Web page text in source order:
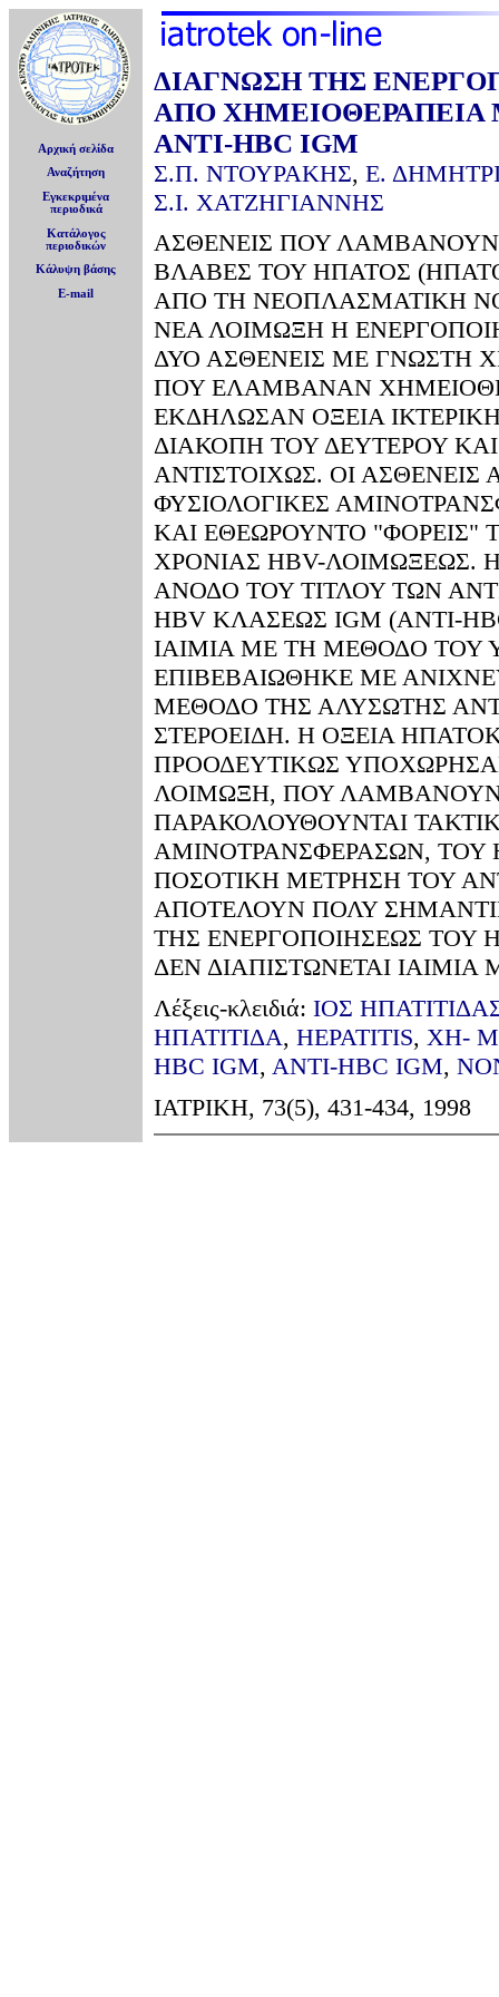
Αρχική σελίδα
Αναζήτηση
Εγκεκριμένα
περιοδικά
Κατάλογος
περιοδικών
Κάλυψη βάσης
E-mail
ΔΙΑΓΝΩΣΗ ΤΗΣ
ΑΠΟ ΧΗΜΕΙΟΘΕΡΑΠΕΙΑ
ΑΝΤΙ-HBC IGM
Σ.Π. ΝΤΟΥΡΑΚΗΣ, Ε.
Σ.Ι. ΧΑΤΖΗΓΙΑΝΝΗΣ
ΑΣΘΕΝΕΙΣ ΠΟΥ
ΒΛΑΒΕΣ ΤΟΥ ΗΠΑΤΟΣ
ΑΠΟ ΤΗ ΝΕΟΠΛΑΣΜΑΤΙΚΗ
ΝΕΑ ΛΟΙΜΩΞΗ Η
ΔΥΟ ΑΣΘΕΝΕΙΣ ΜΕ ΓΝΩΣΤΗ
ΠΟΥ ΕΛΑΜΒΑΝΑΝ
ΕΚΔΗΛΩΣΑΝ ΟΞΕΙΑ
ΔΙΑΚΟΠΗ ΤΟΥ ΔΕΥΤΕΡΟΥ
ΑΝΤΙΣΤΟΙΧΩΣ. ΟΙ
ΦΥΣΙΟΛΟΓΙΚΕΣ
ΚΑΙ ΕΘΕΩΡΟΥΝΤΟ "ΦΟΡΕΙΣ"
ΧΡΟΝΙΑΣ ΗΒV-ΛΟΙΜΩΞΕΩΣ.
ΑΝΟΔΟ ΤΟΥ ΤΙΤΛΟΥ ΤΩΝ
HBV ΚΛΑΣΕΩΣ IGM (ΑΝΤΙ-
ΙΑΙΜΙΑ ΜΕ ΤΗ ΜΕΘΟΔΟ ΤΟΥ
ΕΠΙΒΕΒΑΙΩΘΗΚΕ ΜΕ
ΜΕΘΟΔΟ ΤΗΣ ΑΛΥΣΩΤΗΣ
ΣΤΕΡΟΕΙΔΗ. H ΟΞΕΙΑ
ΠΡΟΟΔΕΥΤΙΚΩΣ
ΛΟΙΜΩΞΗ, ΠΟΥ ΛΑΜΒΑΝΟΥΝ
ΠΑΡΑΚΟΛΟΥΘΟΥΝΤΑΙ
ΑΜΙΝΟΤΡΑΝΣΦΕΡΑΣΩΝ, ΤΟΥ
ΠΟΣΟΤΙΚΗ ΜΕΤΡΗΣΗ ΤΟΥ
ΑΠΟΤΕΛΟΥΝ ΠΟΛΥ
ΤΗΣ ΕΝΕΡΓΟΠΟΙΗΣΕΩΣ ΤΟΥ
ΔΕΝ ΔΙΑΠΙΣΤΩΝΕΤΑΙ
Λέξεις-κλειδιά: ΙΟΣ
ΗΠΑΤΙΤΙΔΑ, HEPATITIS, ΧΗ-
HBC IGM, ANTI-HBC IGM,
ΙΑΤΡΙΚΗ, 73(5), 431-434, 1998